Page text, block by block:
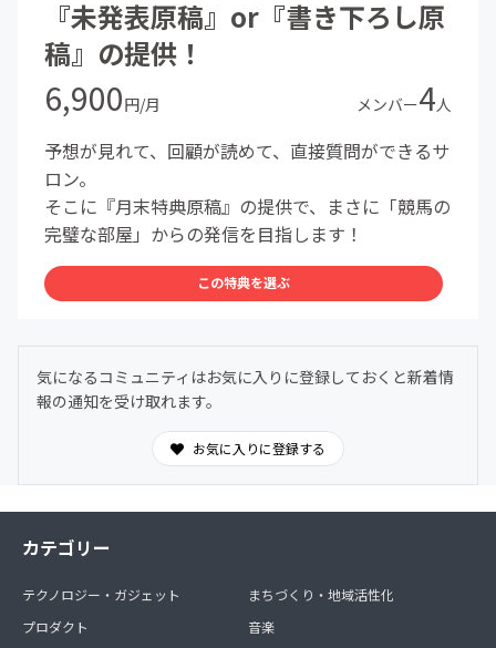
『未発表原稿』or『書き下ろし原
稿』の提供！
6,900円/月 メンバー4人
予想が見れて、回顧が読めて、直接質問ができるサ
ロン。
そこに『月末特典原稿』の提供で、まさに「競馬の
完璧な部屋」からの発信を目指します！
この特典を選ぶ
気になるコミュニティはお気に入りに登録しておくと新着情
報の通知を受け取れます。
お気に入りに登録する
カテゴリー
テクノロジー・ガジェット
プロダクト
まちづくり・地域活性化
音楽